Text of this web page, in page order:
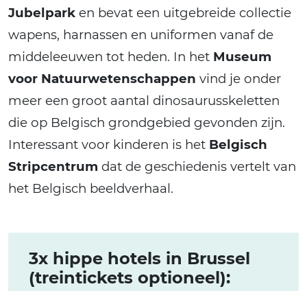
Jubelpark en bevat een uitgebreide collectie
wapens, harnassen en uniformen vanaf de
middeleeuwen tot heden. In het Museum
voor Natuurwetenschappen vind je onder
meer een groot aantal dinosaurusskeletten
die op Belgisch grondgebied gevonden zijn.
Interessant voor kinderen is het Belgisch
Stripcentrum dat de geschiedenis vertelt van
het Belgisch beeldverhaal.
3x hippe hotels in Brussel
(treintickets optioneel):